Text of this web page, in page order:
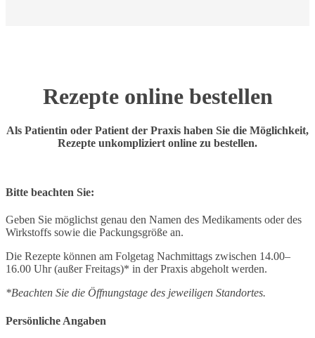
Rezepte online bestellen
Als Patientin oder Patient der Praxis haben Sie die Möglichkeit,
Rezepte unkompliziert online zu bestellen.
Bitte beachten Sie:
Geben Sie möglichst genau den Namen des Medikaments oder des
Wirkstoffs sowie die Packungsgröße an.
Die Rezepte können am Folgetag Nachmittags zwischen 14.00–
16.00 Uhr (außer Freitags)* in der Praxis abgeholt werden.
*Beachten Sie die Öffnungstage des jeweiligen Standortes.
Persönliche Angaben